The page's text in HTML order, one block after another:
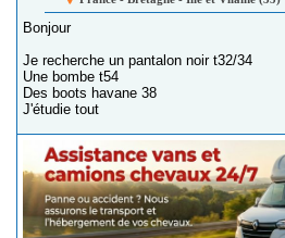
Bonjour
Je recherche un pantalon noir t32/34
Une bombe t54
Des boots havane 38
J'étudie tout